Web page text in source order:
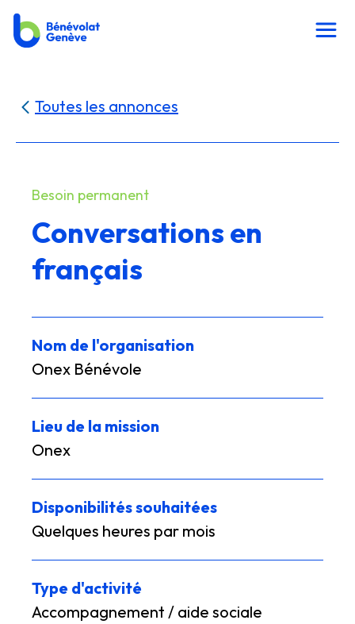
Toutes les annonces
Besoin permanent
Conversations en
français
Nom de l'organisation
Onex Bénévole
Lieu de la mission
Onex
Disponibilités souhaitées
Quelques heures par mois
Type d'activité
Accompagnement / aide sociale